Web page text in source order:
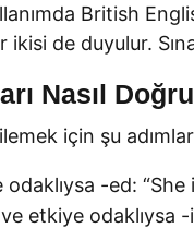
British
ikisi de duyulur.
Nasıl
için şu
-ed:
etkiye odaklıysa